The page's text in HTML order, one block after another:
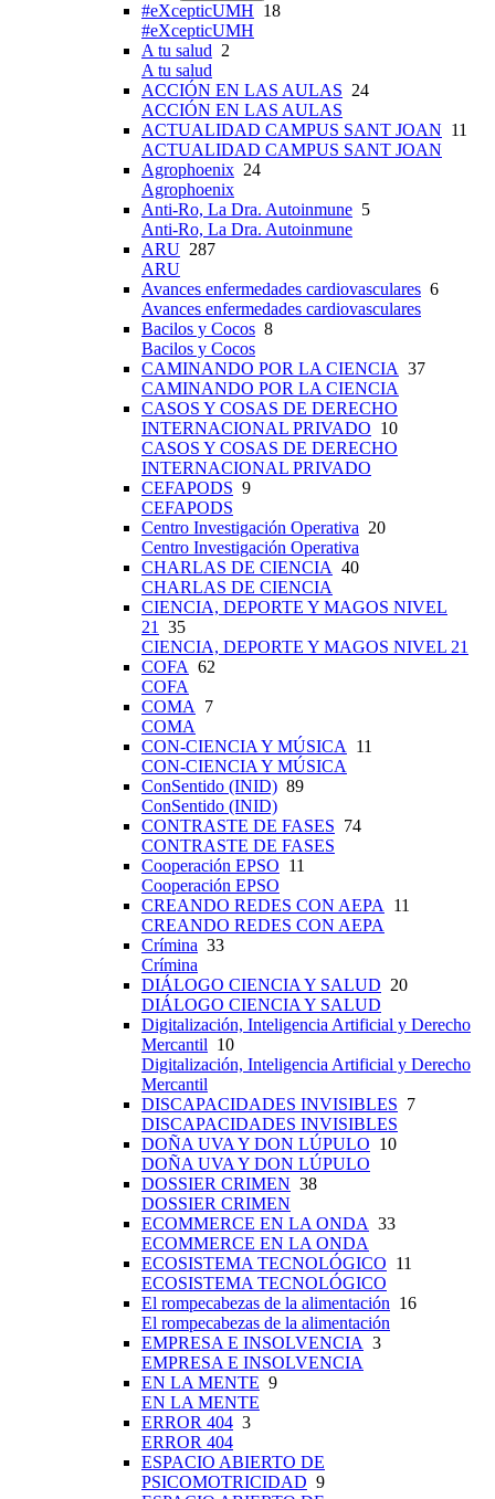
#eXcepticUMH 18
#eXcepticUMH
A tu salud 2
A tu salud
ACCIÓN EN LAS AULAS 24
ACCIÓN EN LAS AULAS
ACTUALIDAD CAMPUS SANT JOAN 11
ACTUALIDAD CAMPUS SANT JOAN
Agrophoenix 24
Agrophoenix
Anti-Ro, La Dra. Autoinmune 5
Anti-Ro, La Dra. Autoinmune
ARU 287
ARU
Avances enfermedades cardiovasculares 6
Avances enfermedades cardiovasculares
Bacilos y Cocos 8
Bacilos y Cocos
CAMINANDO POR LA CIENCIA 37
CAMINANDO POR LA CIENCIA
CASOS Y COSAS DE DERECHO
INTERNACIONAL PRIVADO 10
CASOS Y COSAS DE DERECHO
INTERNACIONAL PRIVADO
CEFAPODS 9
CEFAPODS
Centro Investigación Operativa 20
Centro Investigación Operativa
CHARLAS DE CIENCIA 40
CHARLAS DE CIENCIA
CIENCIA, DEPORTE Y MAGOS NIVEL
21 35
CIENCIA, DEPORTE Y MAGOS NIVEL 21
COFA 62
COFA
COMA 7
COMA
CON-CIENCIA Y MÚSICA 11
CON-CIENCIA Y MÚSICA
ConSentido (INID) 89
ConSentido (INID)
CONTRASTE DE FASES 74
CONTRASTE DE FASES
Cooperación EPSO 11
Cooperación EPSO
CREANDO REDES CON AEPA 11
CREANDO REDES CON AEPA
Crímina 33
Crímina
DIÁLOGO CIENCIA Y SALUD 20
DIÁLOGO CIENCIA Y SALUD
Digitalización, Inteligencia Artificial y Derecho
Mercantil 10
Digitalización, Inteligencia Artificial y Derecho
Mercantil
DISCAPACIDADES INVISIBLES 7
DISCAPACIDADES INVISIBLES
DOÑA UVA Y DON LÚPULO 10
DOÑA UVA Y DON LÚPULO
DOSSIER CRIMEN 38
DOSSIER CRIMEN
ECOMMERCE EN LA ONDA 33
ECOMMERCE EN LA ONDA
ECOSISTEMA TECNOLÓGICO 11
ECOSISTEMA TECNOLÓGICO
El rompecabezas de la alimentación 16
El rompecabezas de la alimentación
EMPRESA E INSOLVENCIA 3
EMPRESA E INSOLVENCIA
EN LA MENTE 9
EN LA MENTE
ERROR 404 3
ERROR 404
ESPACIO ABIERTO DE
PSICOMOTRICIDAD 9